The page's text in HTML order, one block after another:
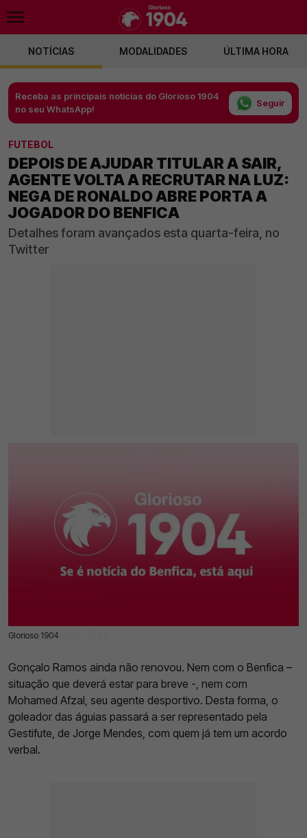
NOTÍCIAS MODALIDADES ÚLTIMA HORA
Receba as principais notícias do Glorioso 1904
no seu WhatsApp!
Seguir
FUTEBOL
DEPOIS DE AJUDAR TITULAR A SAIR,
AGENTE VOLTA A RECRUTAR NA LUZ:
NEGA DE RONALDO ABRE PORTA A
JOGADOR DO BENFICA
Detalhes foram avançados esta quarta-feira, no
Twitter
Glorioso 1904
04 Jan 2023 | 09:15 |
Gonçalo Ramos ainda não renovou. Nem com o Benfica –
situação que deverá estar para breve -, nem com
Mohamed Afzal, seu agente desportivo. Desta forma, o
goleador das águias passará a ser representado pela
Gestifute, de Jorge Mendes, com quem já tem um acordo
verbal.